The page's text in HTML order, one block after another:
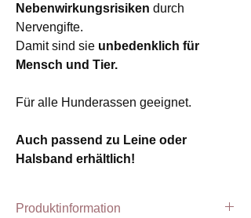
Nebenwirkungsrisiken durch
Nervengifte.
Damit sind sie unbedenklich für
Mensch und Tier.
Für alle Hunderassen geeignet.
Auch passend zu Leine oder
Halsband erhältlich!
Produktinformation